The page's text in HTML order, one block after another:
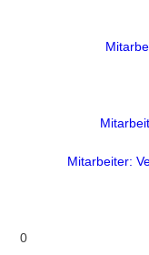
Mitarbeiter:
0